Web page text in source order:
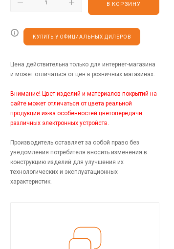
В КОРЗИНУ
КУПИТЬ У ОФИЦИАЛЬНЫХ ДИЛЕРОВ
Цена действительна только для интернет-магазина
и может отличаться от цен в розничных магазинах.
Внимание! Цвет изделий и материалов покрытий на
сайте может отличаться от цвета реальной
продукции из-за особенностей цветопередачи
различных электронных устройств.
Производитель оставляет за собой право без
уведомления потребителя вносить изменения в
конструкцию изделий для улучшения их
технологических и эксплуатационных
характеристик.